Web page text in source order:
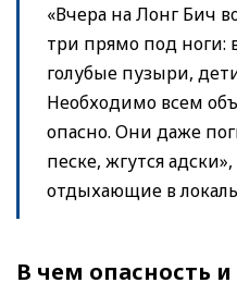
«Вчера на Лонг Бич
три прямо под ноги:
голубые пузыри,
Необходимо всем
опасно. Они даже
песке, жгутся
отдыхающие в
В чем опасность и